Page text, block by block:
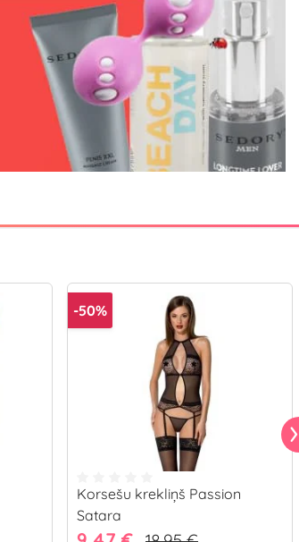
-50%
Korsešu krekliņš Passion
Satara